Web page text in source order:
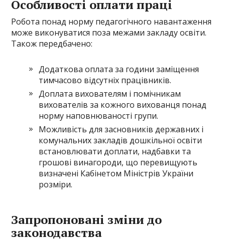
Особливості оплати праці
Робота понад норму педагогічного навантаження
може виконуватися поза межами закладу освіти.
Також передбачено:
Додаткова оплата за години заміщення
тимчасово відсутніх працівників.
Доплата вихователям і помічникам
вихователів за кожного вихованця понад
норму наповнюваності групи.
Можливість для засновників державних і
комунальних закладів дошкільної освіти
встановлювати доплати, надбавки та
грошові винагороди, що перевищують
визначені Кабінетом Міністрів України
розміри.
Запропоновані зміни до
законодавства